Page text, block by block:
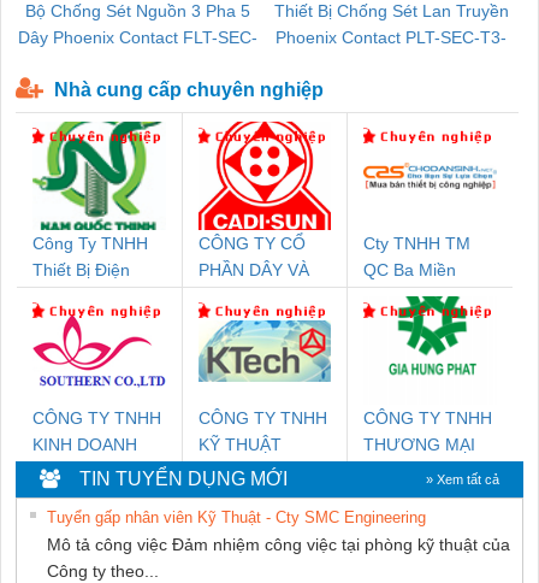
Bộ Chống Sét Nguồn 3 Pha 5
Dây Phoenix Contact FLT-SEC-
Thiết Bị Chống Sét Lan Truyền
Phoenix Contact PLT-SEC-T3-
Nhà cung cấp chuyên nghiệp
Công Ty TNHH
Thiết Bị Điện
CÔNG TY CỔ
PHẦN DÂY VÀ
THƯỢNG ĐÌNH
Cty TNHH TM
QC Ba Miền
CÔNG TY TNHH
KINH DOANH
DỊCH VỤ XNK
PHƯƠNG NAM
CÔNG TY TNHH
KỸ THUẬT
KTECH VIỆT
NAM
CÔNG TY TNHH
THƯƠNG MẠI
DỊCH VỤ KỸ
THUẬT ĐIỆN CƠ
GIA HƯNG
PHÁT
TIN TUYỂN DỤNG MỚI » Xem tất cả
Tuyển gấp nhân viên Kỹ Thuật - Cty SMC Engineering
Mô tả công việc Đảm nhiệm công việc tại phòng kỹ thuật của
Công ty theo...